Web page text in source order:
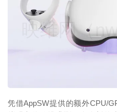
凭借AppSW提供的额外CPU/
映维网（